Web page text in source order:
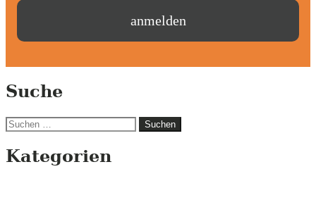
Suche
Suchen
Kategorien